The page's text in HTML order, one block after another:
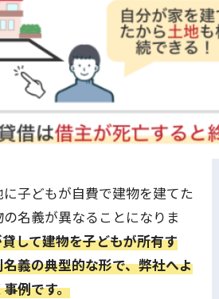
子どもが自費で建物を建てた
名義が異なることになりま
して建物を子どもが所有す
義の典型的な形で、弊社へよ
例です。